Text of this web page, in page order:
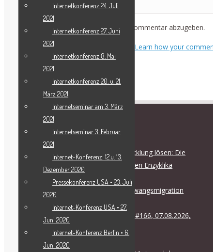
Leave a Reply
Du musst angemeldet sein, um einen Kommentar abzugeben.
This site uses Akismet to reduce spam. Learn how your comment
data is processed.
RECENT POSTS
Die Flüchtlingskrise durch Entwicklung lösen: Die
strategische Bedeutung der neuen Enzyklika
August 7, 2026
EIR-Krisenforum zur Krise der Zwangsmigration
August 7, 2026
Internationale Friedenskoalition #166, 07.08.2026,
17.00 Uhr
August 6, 2026
Internetkonferenz 24. Juli
2021
Internetkonferenz 27. Juni
2021
Internetkonferenz 8. Mai
2021
Internetkonferenz 20. u. 21.
März 2021
Internetseminar am 3. März
2021
Internetseminar 3. Februar
2021
Internet-Konferenz: 12.u. 13.
Dezember 2020
Pressekonferenz USA • 23. Juli
2020
Internet-Konferenz USA • 27.
Juni 2020
Internet-Konferenz Berlin • 6.
Juni 2020